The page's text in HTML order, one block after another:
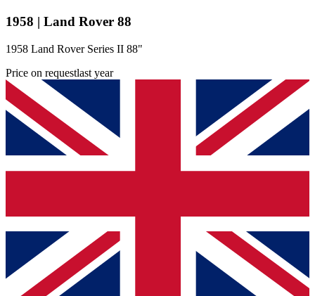
1958 | Land Rover 88
1958 Land Rover Series II 88"
Price on requestlast year